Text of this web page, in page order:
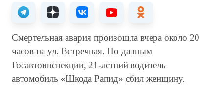
Смертельная авария произошла вчера около 20
часов на ул. Встречная. По данным
Госавтоинспекции, 21-летний водитель
автомобиль «Шкода Рапид» сбил женщину.